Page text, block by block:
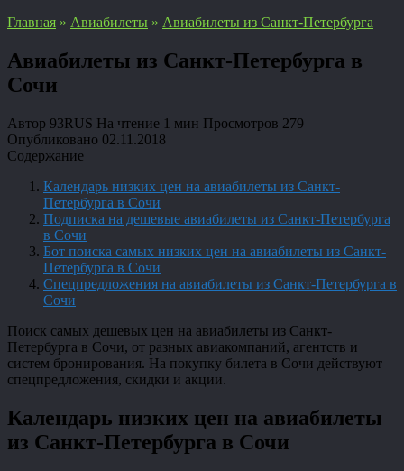
Главная » Авиабилеты » Авиабилеты из Санкт-Петербурга
Авиабилеты из Санкт-Петербурга в
Сочи
Автор 93RUS На чтение 1 мин Просмотров 279
Опубликовано 02.11.2018
Содержание
Календарь низких цен на авиабилеты из Санкт-
Петербурга в Сочи
Подписка на дешевые авиабилеты из Санкт-Петербурга
в Сочи
Бот поиска самых низких цен на авиабилеты из Санкт-
Петербурга в Сочи
Спецпредложения на авиабилеты из Санкт-Петербурга в
Сочи
Поиск самых дешевых цен на авиабилеты из Санкт-
Петербурга в Сочи, от разных авиакомпаний, агентств и
систем бронирования. На покупку билета в Сочи действуют
спецпредложения, скидки и акции.
Календарь низких цен на авиабилеты
из Санкт-Петербурга в Сочи